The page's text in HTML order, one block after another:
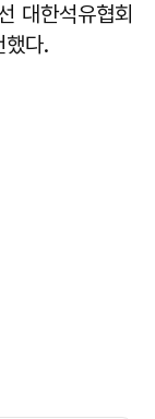
대한석유협회
했다.